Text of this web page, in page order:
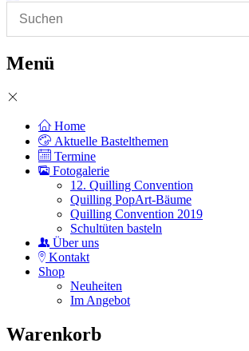
Menü
Home
Aktuelle Bastelthemen
Termine
Fotogalerie
12. Quilling Convention
Quilling PopArt-Bäume
Quilling Convention 2019
Schultüten basteln
Über uns
Kontakt
Shop
Neuheiten
Im Angebot
Warenkorb